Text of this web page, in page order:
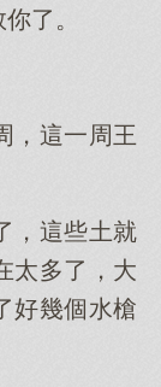
了。
，這一周王
，這些土就
太多了，大
好幾個水槍